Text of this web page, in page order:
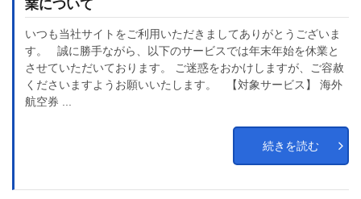
業について
いつも当社サイトをご利用いただきましてありがとうございま
す。 誠に勝手ながら、以下のサービスでは年末年始を休業と
させていただいております。 ご迷惑をおかけしますが、ご容赦
くださいますようお願いいたします。 【対象サービス】 海外
航空券 ...
続きを読む